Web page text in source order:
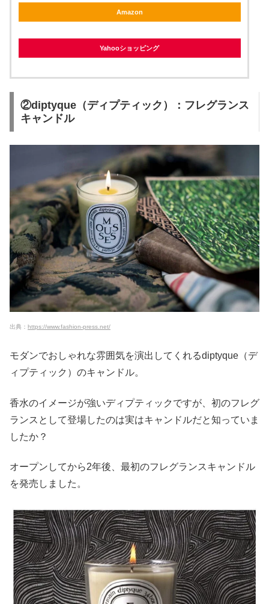
Amazon
Yahooショッピング
②diptyque（ディプティック）：フレグランス
キャンドル
出典： https://www.fashion-press.net/
モダンでおしゃれな雰囲気を演出してくれるdiptyque（デ
ィプティック）のキャンドル。
香水のイメージが強いディプティックですが、初のフレグ
ランスとして登場したのは実はキャンドルだと知っていま
したか？
オープンしてから2年後、最初のフレグランスキャンドル
を発売しました。